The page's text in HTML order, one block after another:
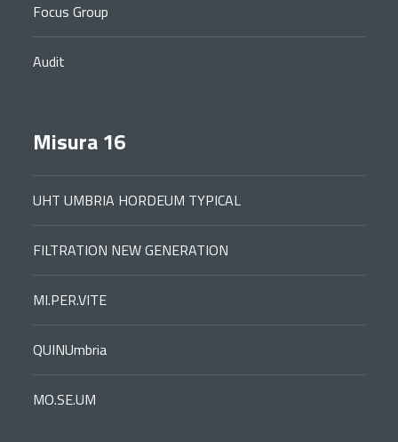
Focus Group
Audit
Misura 16
UHT UMBRIA HORDEUM TYPICAL
FILTRATION NEW GENERATION
MI.PER.VITE
QUINUmbria
MO.SE.UM